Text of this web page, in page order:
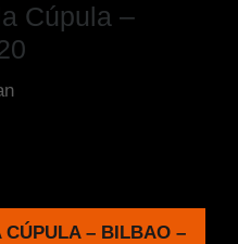
Cúpula –
CÚPULA – BILBAO –